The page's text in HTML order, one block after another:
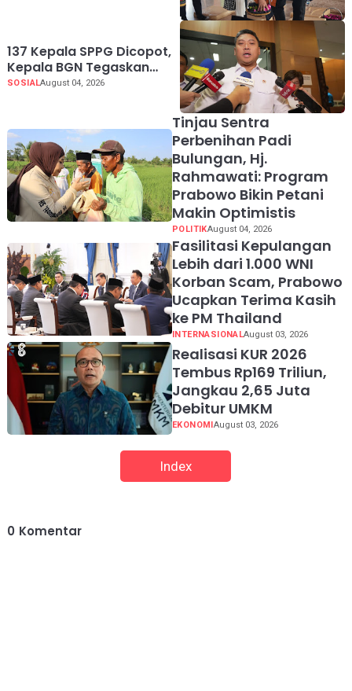
137 Kepala SPPG Dicopot,
Kepala BGN Tegaskan
Zero Tolerance Kasus
SOSIALAugust 04, 2026
Tinjau Sentra
Perbenihan Padi
Bulungan, Hj.
Rahmawati: Program
Prabowo Bikin Petani
Makin Optimistis
POLITIKAugust 04, 2026
Fasilitasi Kepulangan
Lebih dari 1.000 WNI
Korban Scam, Prabowo
Ucapkan Terima Kasih
ke PM Thailand
INTERNASIONALAugust 03, 2026
Realisasi KUR 2026
Tembus Rp169 Triliun,
Jangkau 2,65 Juta
Debitur UMKM
EKONOMIAugust 03, 2026
Index
0 Komentar